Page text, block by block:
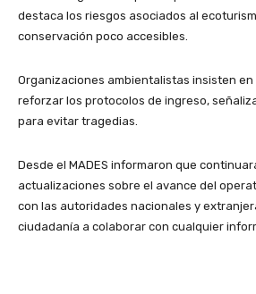
destaca los riesgos asociados al
conservación poco accesibles.
Organizaciones ambientalistas insisten en
reforzar los protocolos de ingreso,
para evitar tragedias.
Desde el MADES informaron que
actualizaciones sobre el avance del
con las autoridades nacionales y
ciudadanía a colaborar con cualquier